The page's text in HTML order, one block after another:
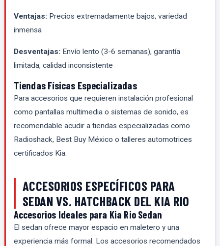
Ventajas: Precios extremadamente bajos, variedad
inmensa
Desventajas: Envío lento (3-6 semanas), garantía
limitada, calidad inconsistente
Tiendas Físicas Especializadas
Para accesorios que requieren instalación profesional
como pantallas multimedia o sistemas de sonido, es
recomendable acudir a tiendas especializadas como
Radioshack, Best Buy México o talleres automotrices
certificados Kia.
ACCESORIOS ESPECÍFICOS PARA
SEDAN VS. HATCHBACK DEL KIA RIO
Accesorios Ideales para Kia Rio Sedan
El sedan ofrece mayor espacio en maletero y una
experiencia más formal. Los accesorios recomendados